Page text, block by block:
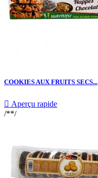
COOKIES AUX FRUITS SECS...
 Aperçu rapide
/**/